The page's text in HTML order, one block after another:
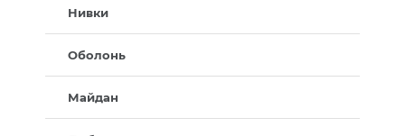
Нивки
Оболонь
Майдан